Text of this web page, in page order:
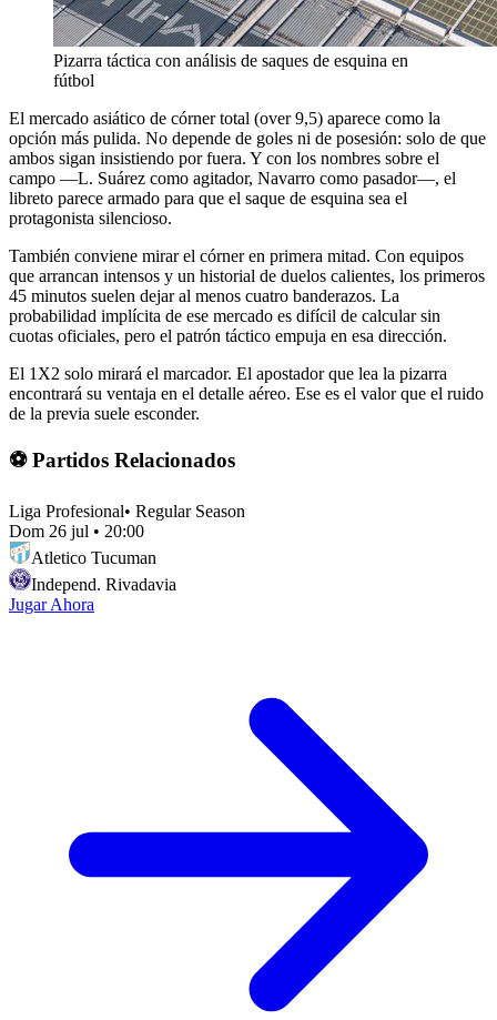
Pizarra táctica con análisis de saques de esquina en
fútbol
El mercado asiático de córner total (over 9,5) aparece como la
opción más pulida. No depende de goles ni de posesión: solo de que
ambos sigan insistiendo por fuera. Y con los nombres sobre el
campo —L. Suárez como agitador, Navarro como pasador—, el
libreto parece armado para que el saque de esquina sea el
protagonista silencioso.
También conviene mirar el córner en primera mitad. Con equipos
que arrancan intensos y un historial de duelos calientes, los primeros
45 minutos suelen dejar al menos cuatro banderazos. La
probabilidad implícita de ese mercado es difícil de calcular sin
cuotas oficiales, pero el patrón táctico empuja en esa dirección.
El 1X2 solo mirará el marcador. El apostador que lea la pizarra
encontrará su ventaja en el detalle aéreo. Ese es el valor que el ruido
de la previa suele esconder.
⚽ Partidos Relacionados
Liga Profesional• Regular Season
Dom 26 jul • 20:00
Atletico Tucuman
Independ. Rivadavia
Jugar Ahora